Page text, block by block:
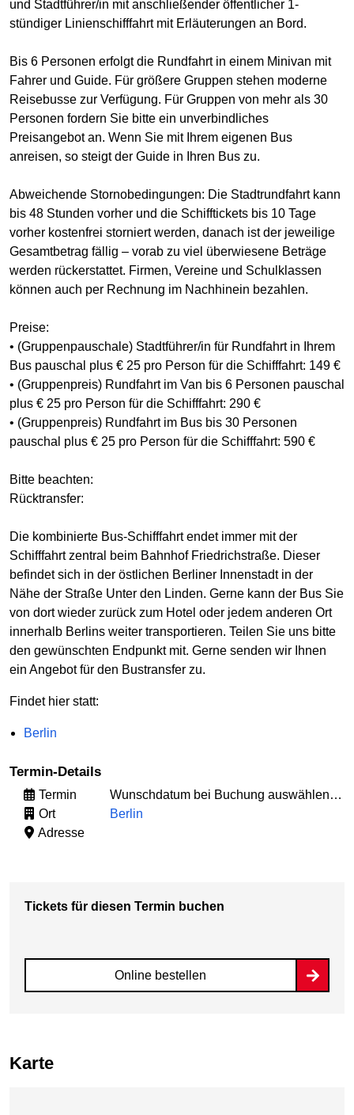
und Stadtführer/in mit anschließender öffentlicher 1-
stündiger Linienschifffahrt mit Erläuterungen an Bord.
Bis 6 Personen erfolgt die Rundfahrt in einem Minivan mit
Fahrer und Guide. Für größere Gruppen stehen moderne
Reisebusse zur Verfügung. Für Gruppen von mehr als 30
Personen fordern Sie bitte ein unverbindliches
Preisangebot an. Wenn Sie mit Ihrem eigenen Bus
anreisen, so steigt der Guide in Ihren Bus zu.
Abweichende Stornobedingungen: Die Stadtrundfahrt kann
bis 48 Stunden vorher und die Schifftickets bis 10 Tage
vorher kostenfrei storniert werden, danach ist der jeweilige
Gesamtbetrag fällig – vorab zu viel überwiesene Beträge
werden rückerstattet. Firmen, Vereine und Schulklassen
können auch per Rechnung im Nachhinein bezahlen.
Preise:
• (Gruppenpauschale) Stadtführer/in für Rundfahrt in Ihrem
Bus pauschal plus € 25 pro Person für die Schifffahrt: 149 €
• (Gruppenpreis) Rundfahrt im Van bis 6 Personen pauschal
plus € 25 pro Person für die Schifffahrt: 290 €
• (Gruppenpreis) Rundfahrt im Bus bis 30 Personen
pauschal plus € 25 pro Person für die Schifffahrt: 590 €
Bitte beachten:
Rücktransfer:
Die kombinierte Bus-Schifffahrt endet immer mit der
Schifffahrt zentral beim Bahnhof Friedrichstraße. Dieser
befindet sich in der östlichen Berliner Innenstadt in der
Nähe der Straße Unter den Linden. Gerne kann der Bus Sie
von dort wieder zurück zum Hotel oder jedem anderen Ort
innerhalb Berlins weiter transportieren. Teilen Sie uns bitte
den gewünschten Endpunkt mit. Gerne senden wir Ihnen
ein Angebot für den Bustransfer zu.
Findet hier statt:
Berlin
Termin-Details
Termin
Wunschdatum bei Buchung auswählen…
Ort
Berlin
Adresse
Tickets für diesen Termin buchen
Online bestellen
Karte